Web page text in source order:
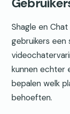
Shagle en
gebruikers een
kunnen echter
bepalen welk
behoeften.